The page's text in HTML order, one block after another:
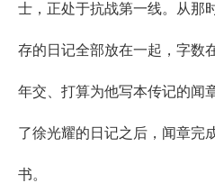
士，正处于抗战第一线。从那
存的日记全部放在一起，字数
年交、打算为他写本传记的闻
了徐光耀的日记之后，闻章完
书。